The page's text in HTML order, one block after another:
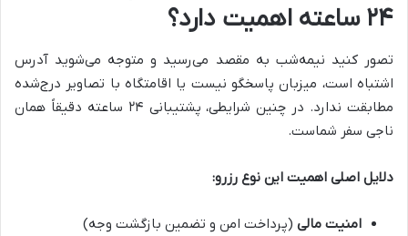
۲۴ ساعته اهمیت دارد؟
تصور کنید نیمه‌شب به مقصد می‌رسید و متوجه می‌شوید آدرس
اشتباه است، میزبان پاسخگو نیست یا اقامتگاه با تصاویر درج‌شده
مطابقت ندارد. در چنین شرایطی، پشتیبانی ۲۴ ساعته دقیقاً همان
ناجی سفر شماست.
دلایل اصلی اهمیت این نوع رزرو:
امنیت مالی (پرداخت امن و تضمین بازگشت وجه)